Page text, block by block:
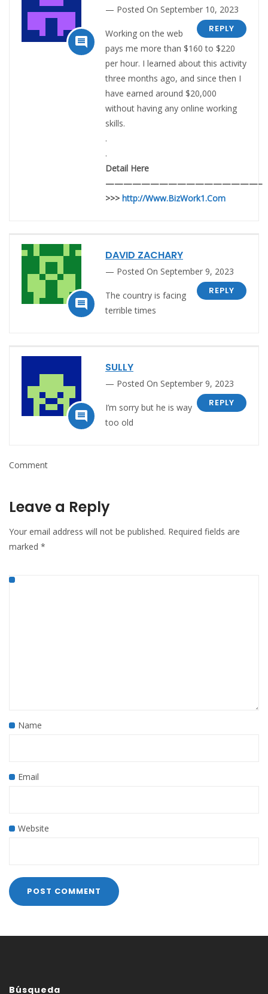

Posted On September 10, 2023
REPLY
Working on the web
pays me more than $160 to $220
per hour. I learned about this activity
three months ago, and since then I
have earned around $20,000
without having any online working
skills.
.
.
Detail Here
—————————————————–
>>> http://Www.BizWork1.Com

DAVID ZACHARY
Posted On September 9, 2023
REPLY
The country is facing
terrible times

SULLY
Posted On September 9, 2023
REPLY
I’m sorry but he is way
too old
Comment
Leave a Reply
Your email address will not be published. Required fields are
marked *
Name
Email
Website
Búsqueda